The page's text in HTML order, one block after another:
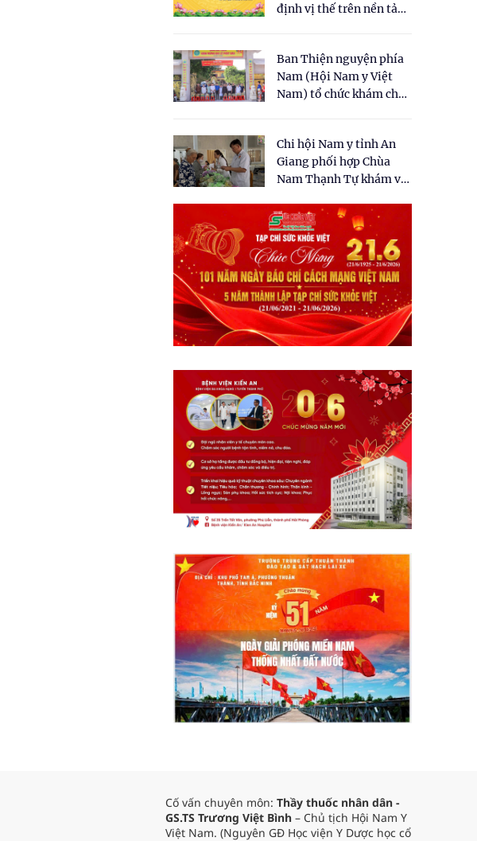
định vị thế trên nền tảng
Ban Thiện nguyện phía
Nam (Hội Nam y Việt
Nam) tổ chức khám chữa
dân tại xã Tân Tập
Chi hội Nam y tỉnh An
Giang phối hợp Chùa
Nam Thạnh Tự khám và
nhân dân
Cố vấn chuyên môn: Thầy thuốc nhân dân -
GS.TS Trương Việt Bình – Chủ tịch Hội Nam Y
Việt Nam. (Nguyên GĐ Học viện Y Dược học cổ